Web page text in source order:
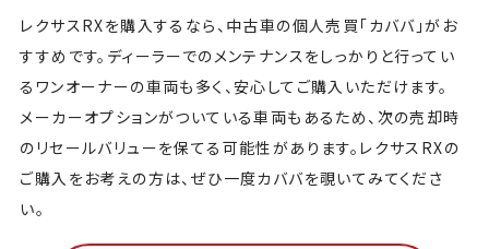
レクサスRXを購入するなら、中古車の個人売買「カババ」がお
すすめです。ディーラーでのメンテナンスをしっかりと行ってい
るワンオーナーの車両も多く、安心してご購入いただけます。
メーカーオプションがついている車両もあるため、次の売却時
のリセールバリューを保てる可能性があります。レクサスRXの
ご購入をお考えの方は、ぜひ一度カババを覗いてみてくださ
い。